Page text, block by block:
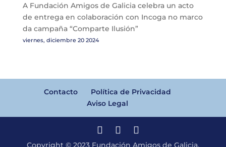
A Fundación Amigos de Galicia celebra un acto
de entrega en colaboración con Incoga no marco
da campaña “Comparte Ilusión”
viernes, diciembre 20 2024
Contacto
Política de Privacidad
Aviso Legal
Copyright © 2023 Fundación Amigos de Galicia.